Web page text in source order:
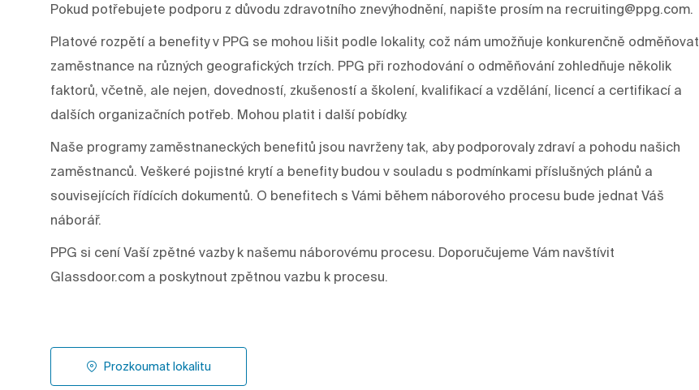
Pokud potřebujete podporu z důvodu zdravotního znevýhodnění, napište prosím na recruiting@ppg.com.
Platové rozpětí a benefity v PPG se mohou lišit podle lokality, což nám umožňuje konkurenčně odměňovat
zaměstnance na různých geografických trzích. PPG při rozhodování o odměňování zohledňuje několik
faktorů, včetně, ale nejen, dovedností, zkušeností a školení, kvalifikací a vzdělání, licencí a certifikací a
dalších organizačních potřeb. Mohou platit i další pobídky.
Naše programy zaměstnaneckých benefitů jsou navrženy tak, aby podporovaly zdraví a pohodu našich
zaměstnanců. Veškeré pojistné krytí a benefity budou v souladu s podmínkami příslušných plánů a
souvisejících řídících dokumentů. O benefitech s Vámi během náborového procesu bude jednat Váš
náborář.
PPG si cení Vaší zpětné vazby k našemu náborovému procesu. Doporučujeme Vám navštívit
Glassdoor.com a poskytnout zpětnou vazbu k procesu.
Prozkoumat lokalitu